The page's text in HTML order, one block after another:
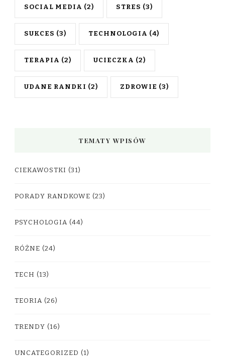
SOCIAL MEDIA (2) STRES (3)
SUKCES (3) TECHNOLOGIA (4)
TERAPIA (2) UCIECZKA (2)
UDANE RANDKI (2) ZDROWIE (3)
TEMATY WPISÓW
CIEKAWOSTKI (31)
PORADY RANDKOWE (23)
PSYCHOLOGIA (44)
RÓŻNE (24)
TECH (13)
TEORIA (26)
TRENDY (16)
UNCATEGORIZED (1)